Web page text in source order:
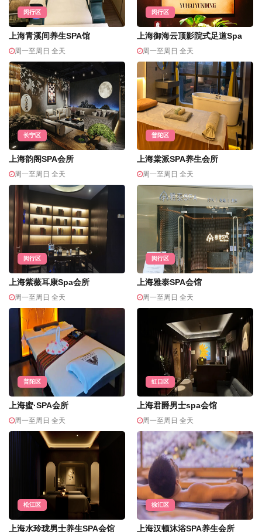
闵行区
上海青溪间养生SPA馆
周一至周日 全天
闵行区
上海御海云顶影院式足道Spa
周一至周日 全天
长宁区
上海韵阁SPA会所
周一至周日 全天
普陀区
上海棠派SPA养生会所
周一至周日 全天
闵行区
上海紫薇耳康Spa会所
周一至周日 全天
闵行区
上海雅泰SPA会馆
周一至周日 全天
普陀区
上海蜜·SPA会所
周一至周日 全天
虹口区
上海君爵男士spa会馆
周一至周日 全天
松江区
上海水玲珑男士养生SPA会馆
徐汇区
上海汉顿沐浴SPA养生会所